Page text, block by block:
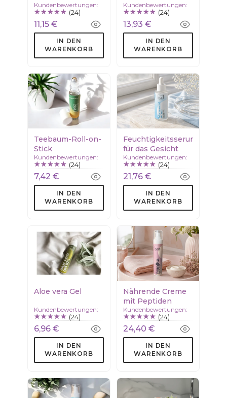
Kundenbewertungen:
(24)
11,15 €
IN DEN
WARENKORB
Kundenbewertungen:
(24)
13,93 €
IN DEN
WARENKORB
Teebaum-Roll-on-
Stick
Kundenbewertungen:
(24)
7,42 €
IN DEN
WARENKORB
Feuchtigkeitsserum
für das Gesicht
Kundenbewertungen:
(24)
21,76 €
IN DEN
WARENKORB
Aloe vera Gel
Kundenbewertungen:
(24)
6,96 €
IN DEN
WARENKORB
Nährende Creme
mit Peptiden
Kundenbewertungen:
(24)
24,40 €
IN DEN
WARENKORB